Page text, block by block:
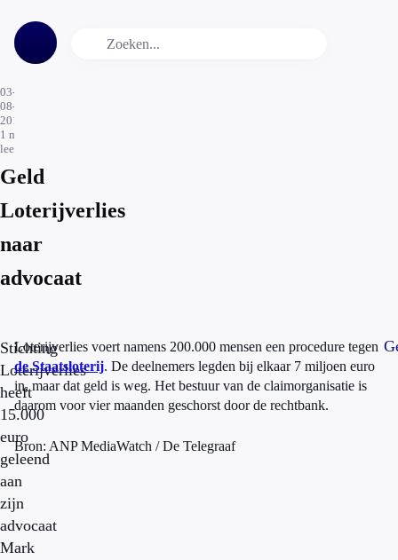
03-
08-
2016
1 min.
leestijd
Geld
Loterijverlies
naar
advocaat
Stichting
Loterijverlies
heeft
15.000
euro
geleend
aan
zijn
advocaat
Mark
Loterijverlies voert namens 200.000 mensen een procedure tegen
de Staatsloterij. De deelnemers legden bij elkaar 7 miljoen euro
in, maar dat geld is weg. Het bestuur van de claimorganisatie is
daarom voor vier maanden geschorst door de rechtbank.
Bron: ANP MediaWatch / De Telegraaf